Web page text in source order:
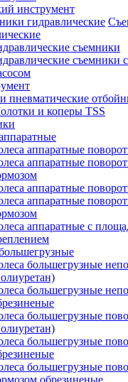
инструмент
съемники
cъемники
пневматические
и коперы TSS
аппаратные
аппаратные
аппаратные
аппаратные
аппаратные с
большегрузные
большегрузные
большегрузные
большегрузные
большегрузные
обрезиненые